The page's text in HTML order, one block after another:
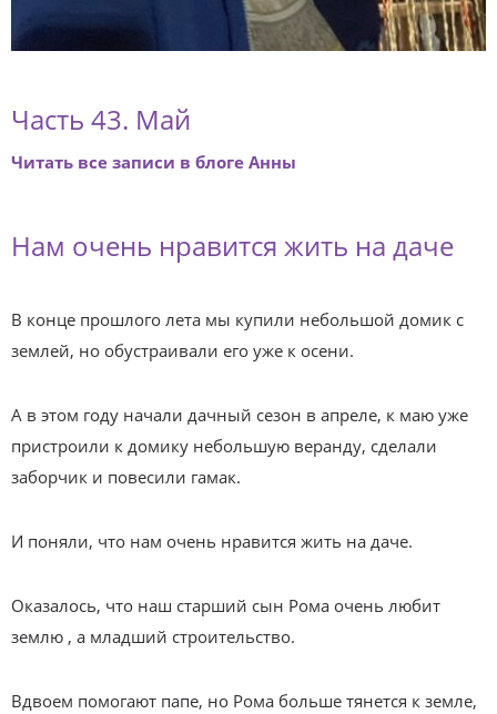
Часть 43. Май
Читать все записи в блоге Анны
Нам очень нравится жить на даче
В конце прошлого лета мы купили небольшой домик с
землей, но обустраивали его уже к осени.
А в этом году начали дачный сезон в апреле, к маю уже
пристроили к домику небольшую веранду, сделали
заборчик и повесили гамак.
И поняли, что нам очень нравится жить на даче.
Оказалось, что наш старший сын Рома очень любит
землю , а младший строительство.
Вдвоем помогают папе, но Рома больше тянется к земле,